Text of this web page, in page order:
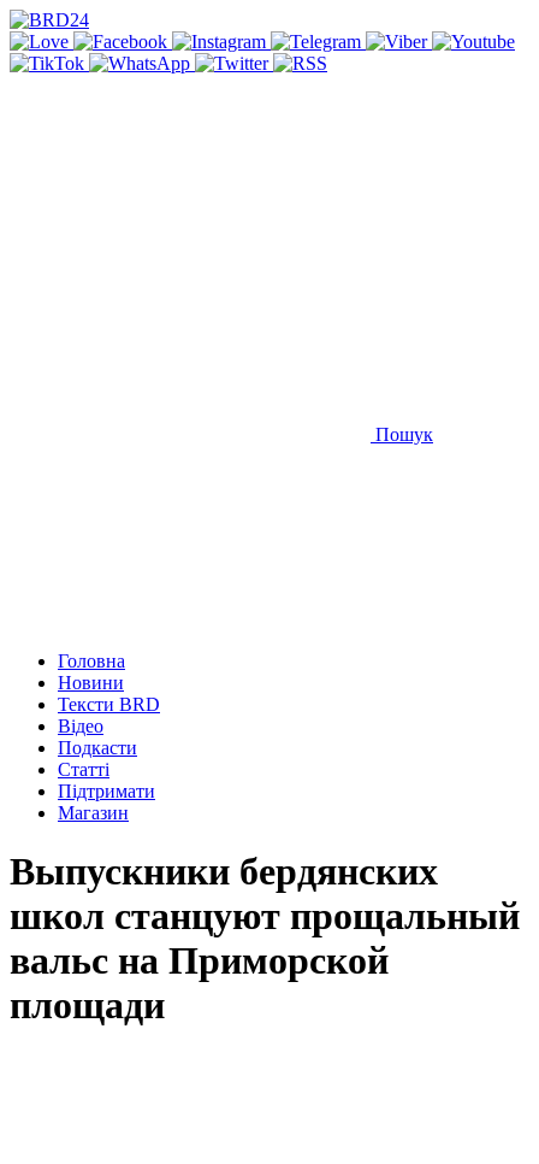
Пошук
Головна
Новини
Тексти BRD
Відео
Подкасти
Статті
Підтримати
Магазин
Выпускники бердянских
школ станцуют прощальный
вальс на Приморской
площади